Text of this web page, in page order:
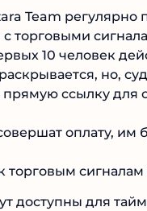
Team
торговыми
10 человек
но,
прямую ссылку для
оплату,
сигналам
доступны для